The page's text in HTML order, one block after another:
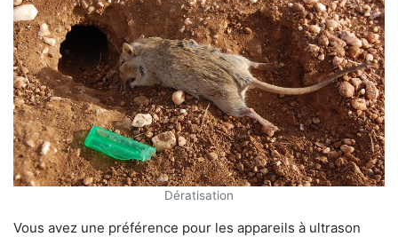
Dératisation
Vous avez une préférence pour les appareils à ultrason